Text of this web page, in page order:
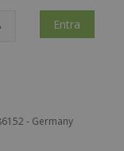
Entra
- Germany